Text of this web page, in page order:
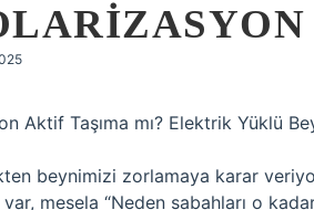
Aktif Taşıma mı? Elektrik Yüklü
beynimizi zorlamaya karar
mesela “Neden sabahları o